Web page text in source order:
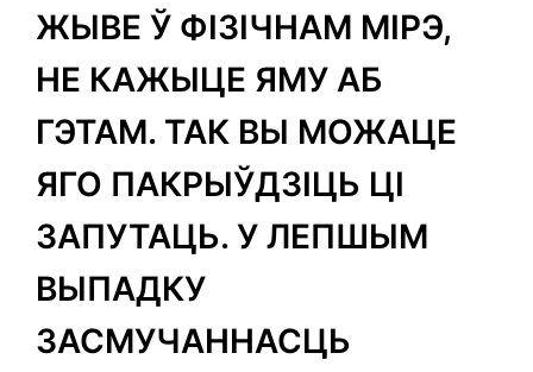
ЖЫВЕ Ў ФІЗІЧНАМ МІРЭ,
НЕ КАЖЫЦЕ ЯМУ АБ
ГЭТАМ. ТАК ВЫ МОЖАЦЕ
ЯГО ПАКРЫЎДЗІЦЬ ЦІ
ЗАПУТАЦЬ. У ЛЕПШЫМ
ВЫПАДКУ
ЗАСМУЧАННАСЦЬ